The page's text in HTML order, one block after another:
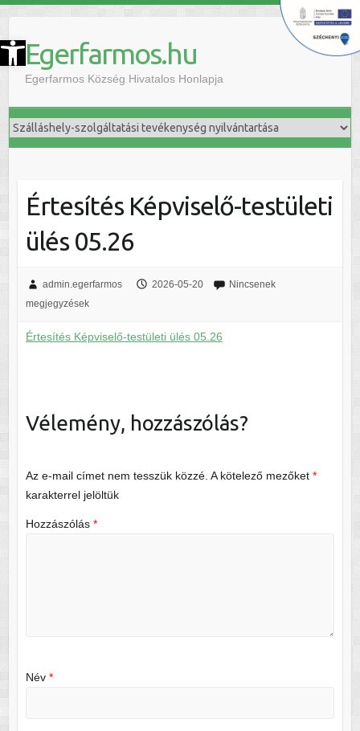
Eszköztár megnyitása Egerfarmos.hu
Egerfarmos Község Hivatalos Honlapja
Értesítés Képviselő-testületi
ülés 05.26
admin.egerfarmos 2026-05-20
Nincsenek
megjegyzések
Értesítés Képviselő-testületi ülés 05.26
Vélemény, hozzászólás?
Az e-mail címet nem tesszük közzé. A kötelező mezőket *
karakterrel jelöltük
Hozzászólás *
Név *